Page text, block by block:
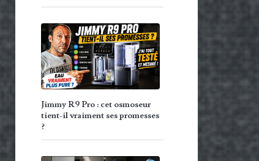
Jimmy R9 Pro : cet osmoseur
tient-il vraiment ses promesses
?